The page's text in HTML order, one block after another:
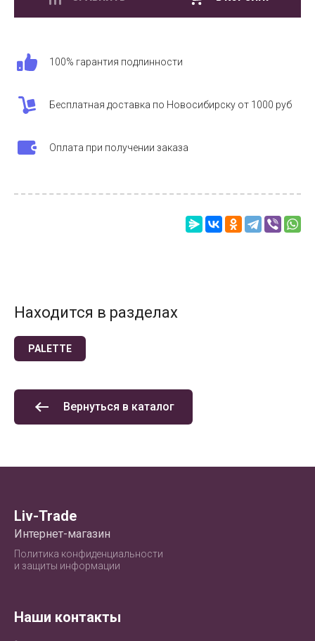
100% гарантия подлинности
Бесплатная доставка по Новосибирску от 1000 руб
Оплата при получении заказа
Находится в разделах
PALETTE
Вернуться в каталог
Liv-Trade
Интернет-магазин
Политика конфиденциальности
и защиты информации
Наши контакты